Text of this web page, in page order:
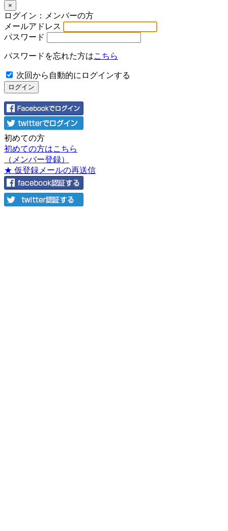
×
ログイン：メンバーの方
メールアドレス
パスワード
パスワードを忘れた方はこちら
次回から自動的にログインする
初めての方
初めての方はこちら
（メンバー登録）
★ 仮登録メールの再送信